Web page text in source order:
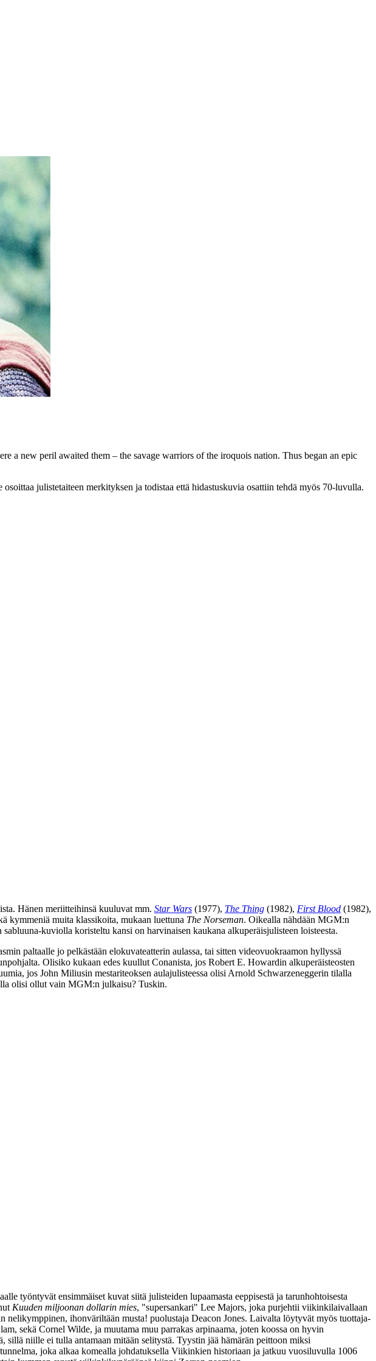
a new peril awaited them – the savage warriors of the iroquois nation. Thus began an epic
julistetaiteen merkityksen ja todistaa että hidastuskuvia osattiin tehdä myös 70‑luvulla.
Hänen meriitteihinsä kuuluvat mm. Star Wars (1977), The Thing (1982), First Blood (1982),
kymmeniä muita klassikoita, mukaan luettuna The Norseman. Oikealla nähdään MGM:n
kuviolla koristeltu kansi on harvinaisen kaukana alkuperäisjulisteen loisteesta.
paltaalle jo pelkästään elokuvateatterin aulassa, tai sitten videovuokraamon hyllyssä
Olisiko kukaan edes kuullut Conanista, jos Robert E. Howardin alkuperäisteosten
jos John Miliusin mestariteoksen aulajulisteessa olisi Arnold Schwarzeneggerin tilalla
olisi ollut vain MGM:n julkaisu? Tuskin.
työntyvät ensimmäiset kuvat siitä julisteiden lupaamasta eeppisestä ja tarunhohtoisesta
Kuuden miljoonan dollarin mies, "supersankari" Lee Majors, joka purjehtii viikinkilaivallaan
nelikymppinen, ihonväriltään musta! puolustaja Deacon Jones. Laivalta löytyvät myös tuottaja-
, sekä Cornel Wilde, ja muutama muu parrakas arpinaama, joten koossa on hyvin
niille ei tulla antamaan mitään selitystä. Tyystin jää hämärän peittoon miksi
joka alkaa komealla johdatuksella Viikinkien historiaan ja jatkuu vuosiluvulla 1006